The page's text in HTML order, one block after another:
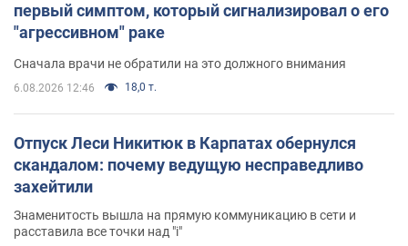
первый симптом, который сигнализировал о его
"агрессивном" раке
Сначала врачи не обратили на это должного внимания
6.08.2026 12:46 18,0 т.
Отпуск Леси Никитюк в Карпатах обернулся
скандалом: почему ведущую несправедливо
захейтили
Знаменитость вышла на прямую коммуникацию в сети и
расставила все точки над "i"